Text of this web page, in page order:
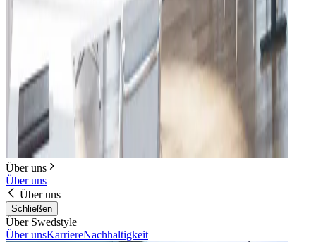
Über uns
Über uns
Über uns
Schließen
Über Swedstyle
Über unsKarriereNachhaltigkeit